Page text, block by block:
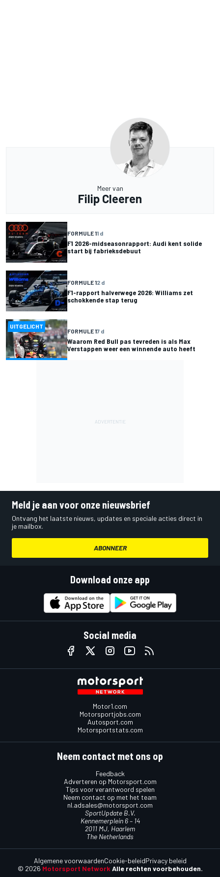
Meer van
Filip Cleeren
FORMULE 11 d
F1 2026-midseasonrapport: Audi kent solide
start bij fabrieksdebuut
FORMULE 12 d
F1-rapport halverwege 2026: Williams zet
schokkende stap terug
UITGELICHT
FORMULE 17 d
Waarom Red Bull pas tevreden is als Max
Verstappen weer een winnende auto heeft
Meld je aan voor onze nieuwsbrief
Ontvang het laatste nieuws, updates en speciale acties direct in
je mailbox.
ABONNEER
Download onze app
Social media
Motor1.com
Motorsportjobs.com
Autosport.com
Motorsportstats.com
Neem contact met ons op
Feedback
Adverteren op Motorsport.com
Tips voor verantwoord spelen
Neem contact op met het team
nl.adsales@motorsport.com
SportUpdate B.V.
Kennemerplein 6 – 14
2011 MJ, Haarlem
The Netherlands
© 2026 Motorsport Network Alle rechten voorbehouden.
Algemene voorwaardenCookie-beleidPrivacy beleid